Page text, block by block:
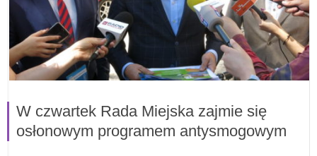
W czwartek Rada Miejska zajmie się
osłonowym programem antysmogowym